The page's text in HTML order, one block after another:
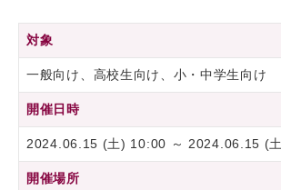
対象
一般向け、高校生向け、小・中学生向け
開催日時
2024.06.15 (土) 10:00 ～ 2024.06.15 (
開催場所